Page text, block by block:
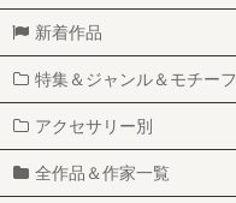
新着作品
特集＆ジャンル＆モチーフ
アクセサリー別
全作品＆作家一覧